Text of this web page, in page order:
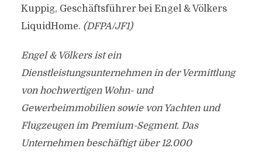
Kuppig, Geschäftsführer bei Engel & Völkers
LiquidHome. (DFPA/JF1)
Engel & Völkers ist ein
Dienstleistungsunternehmen in der Vermittlung
von hochwertigen Wohn- und
Gewerbeimmobilien sowie von Yachten und
Flugzeugen im Premium-Segment. Das
Unternehmen beschäftigt über 12.000